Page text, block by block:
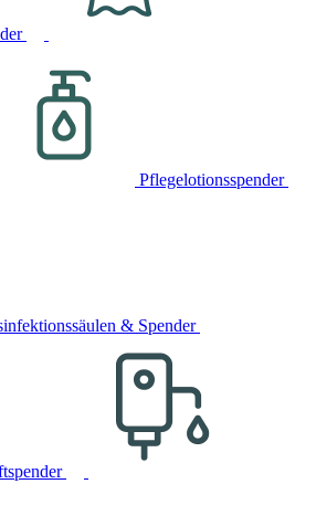
Pflegelotionsspender
& Spender